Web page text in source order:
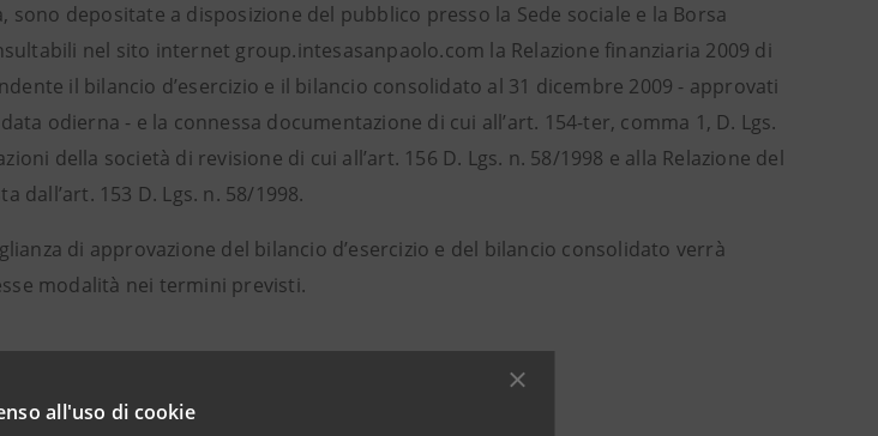
all'uso di cookie
sono depositate a disposizione del pubblico presso la Sede sociale e la Borsa
nel sito internet group.intesasanpaolo.com la Relazione finanziaria 2009 di
il bilancio d’esercizio e il bilancio consolidato al 31 dicembre 2009 - approvati
odierna - e la connessa documentazione di cui all’art. 154-ter, comma 1, D. Lgs.
della società di revisione di cui all’art. 156 D. Lgs. n. 58/1998 e alla Relazione del
dall’art. 153 D. Lgs. n. 58/1998.
di approvazione del bilancio d’esercizio e del bilancio consolidato verrà
modalità nei termini previsti.